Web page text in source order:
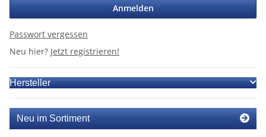
Anmelden
Passwort vergessen
Neu hier? Jetzt registrieren!
Hersteller
Neu im Sortiment